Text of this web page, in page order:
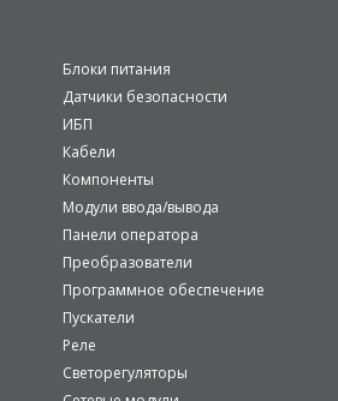
Блоки питания
Датчики безопасности
ИБП
Кабели
Компоненты
Модули ввода/вывода
Панели оператора
Преобразователи
Программное обеспечение
Пускатели
Реле
Светорегуляторы